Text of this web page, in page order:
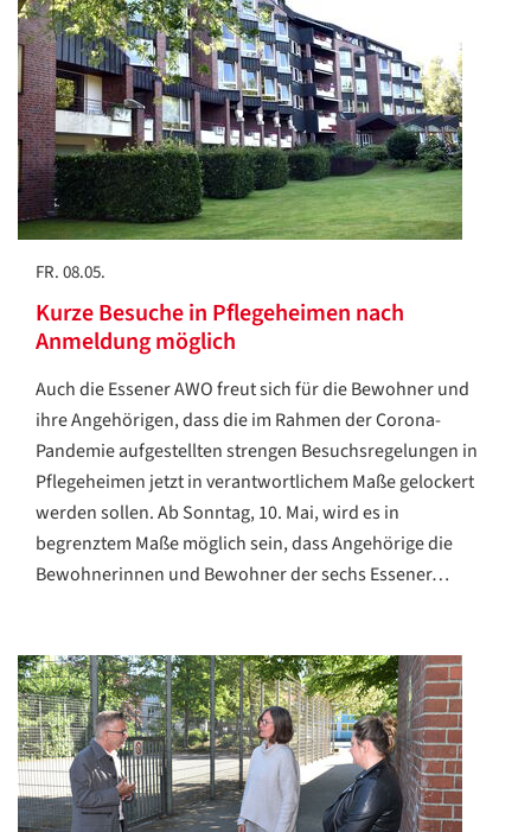
FR. 08.05.
Kurze Besuche in Pflegeheimen nach
Anmeldung möglich
Auch die Essener AWO freut sich für die Bewohner und
ihre Angehörigen, dass die im Rahmen der Corona-
Pandemie aufgestellten strengen Besuchsregelungen in
Pflegeheimen jetzt in verantwortlichem Maße gelockert
werden sollen. Ab Sonntag, 10. Mai, wird es in
begrenztem Maße möglich sein, dass Angehörige die
Bewohnerinnen und Bewohner der sechs Essener…
ZURÜCK
Datenschutzerklärung
Übersetzen
/
Translate
ZURÜCK